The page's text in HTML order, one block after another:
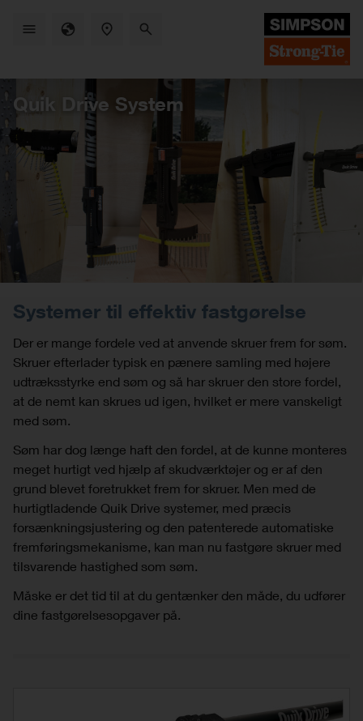
Quik Drive System
Systemer til effektiv fastgørelse
Der er mange fordele ved at anvende skruer frem for søm.
Skruer efterlader typisk en pænere samling med højere
udtræksstyrke end søm og så har skruer den store fordel,
at de nemt kan skrues ud igen, hvilket er mere vanskeligt
med søm.
Søm har dog længe haft den fordel, at de kunne monteres
meget hurtigt ved hjælp af skudværktøjer og er af den
grund blevet foretrukket frem for skruer. Men med de
hurtigtladende Quik Drive systemer, med præcis
forsænkningsjustering og den patenterede automatiske
fremføringsmekanisme, kan man nu fastgøre skruer med
tilsvarende hastighed som søm.
Måske er det tid til at du gentænker den måde, du udfører
dine fastgørelsesopgaver på.